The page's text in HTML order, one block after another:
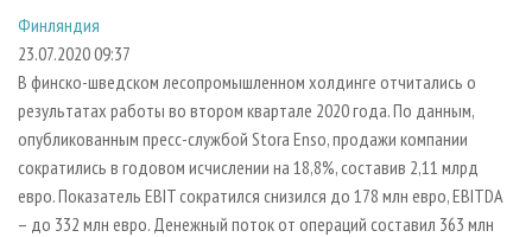
СУШКА ДРЕВЕСИНЫ
ПРОИЗВОДСТВО ДРЕВЕСНЫХ ПЛИТ
ДЕРЕВЯННОЕ ДОМОСТРОЕНИЕ
ПРОИЗВОДСТВО МЕБЕЛИ
БИОЭНЕРГЕТИКА
ПЕРСОНЫ
МОБИЛЬНЫЕ ВЫСТАВКИ
ОФИЦИАЛЬНЫЕ ДЕЛЕГАЦИИ
ПРИОРИТЕТНЫЕ ИНВЕСТПРОЕКТЫ
RUSSIAN FORESTRY REVIEW
КОНТАКТЫ
РЕКЛАМОДАТЕЛЯМ
РЕКЛАМА
РЕКЛАМА НА САЙТЕ
Финляндия
23.07.2020 09:37
В финско-шведском лесопромышленном холдинге отчитались о
результатах работы во втором квартале 2020 года. По данным,
опубликованным пресс-службой Stora Enso, продажи компании
сократились в годовом исчислении на 18,8%, составив 2,11 млрд
евро. Показатель EBIT сократился снизился до 178 млн евро, EBITDA
– до 332 млн евро. Денежный поток от операций составил 363 млн